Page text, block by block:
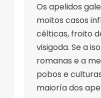
Os apelidos
moitos casos
célticas, froito
visigoda. Se a
romanas e a
pobos e
maioría dos